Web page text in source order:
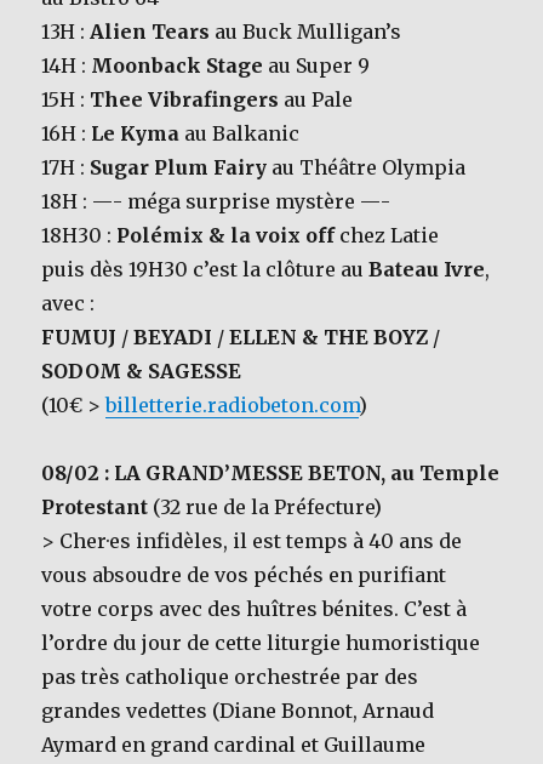
13H : Alien Tears au Buck Mulligan’s
14H : Moonback Stage au Super 9
15H : Thee Vibrafingers au Pale
16H : Le Kyma au Balkanic
17H : Sugar Plum Fairy au Théâtre Olympia
18H : —- méga surprise mystère —-
18H30 : Polémix & la voix offchez Latie
puis dès 19H30 c’est la clôture auBateau Ivre,
avec :
FUMUJ /BEYADI /ELLEN & THE BOYZ /
SODOM & SAGESSE
(10€ >billetterie.radiobeton.com)
08/02 : LA GRAND’MESSE BETON, au Temple
Protestant (32 rue de la Préfecture)
> Cher·es infidèles, il est temps à 40 ans de
vous absoudre de vos péchés en purifiant
votre corps avec des huîtres bénites. C’est à
l’ordre du jour de cette liturgie humoristique
pas très catholique orchestrée par des
grandes vedettes (Diane Bonnot, Arnaud
Aymard en grand cardinal et Guillaume